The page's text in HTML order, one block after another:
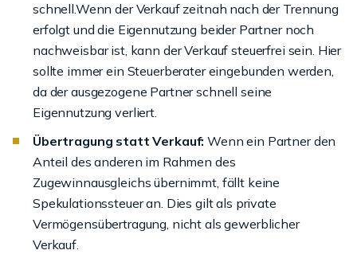
schnell.Wenn der Verkauf zeitnah nach der Trennung
erfolgt und die Eigennutzung beider Partner noch
nachweisbar ist, kann der Verkauf steuerfrei sein. Hier
sollte immer ein Steuerberater eingebunden werden,
da der ausgezogene Partner schnell seine
Eigennutzung verliert.
Übertragung statt Verkauf:Wenn ein Partner den
Anteil des anderen im Rahmen des
Zugewinnausgleichs übernimmt, fällt keine
Spekulationssteuer an. Dies gilt als private
Vermögensübertragung, nicht als gewerblicher
Verkauf.